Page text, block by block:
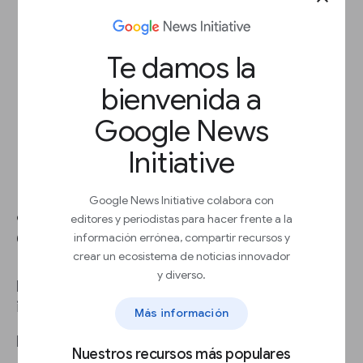
Te damos la
bienvenida a
Google News
Initiative
Google News Initiative colabora con
editores y periodistas para hacer frente a la
información errónea, compartir recursos y
crear un ecosistema de noticias innovador
y diverso.
Más información
Nuestros recursos más populares
Investiga si una fundación ayuda a
como el asesoramiento.
Dirígete a las fundaciones locales antes
que las nacionales.
¿Qué son los inversores ángel y
de capital de riesgo?
La inversión externa puede provenir de
inversores ángel y decapital de riesgo
Inversores externos